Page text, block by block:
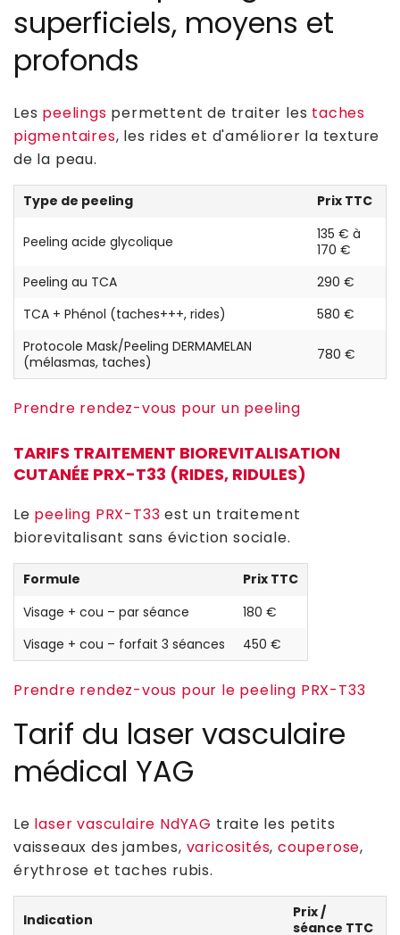
superficiels, moyens et
profonds
Les peelings permettent de traiter les taches
pigmentaires, les rides et d'améliorer la texture
de la peau.
Type de peeling Prix TTC
Peeling acide glycolique
135 € à
170 €
Peeling au TCA
290 €
TCA + Phénol (taches+++, rides)
580 €
Protocole Mask/Peeling DERMAMELAN
(mélasmas, taches)
780 €
Prendre rendez-vous pour un peeling
TARIFS TRAITEMENT BIOREVITALISATION
CUTANÉE PRX-T33 (RIDES, RIDULES)
Le peeling PRX-T33 est un traitement
biorevitalisant sans éviction sociale.
Formule
Prix TTC
Visage + cou – par séance
180 €
Visage + cou – forfait 3 séances
450 €
Prendre rendez-vous pour le peeling PRX-T33
Tarif du laser vasculaire
médical YAG
Le laser vasculaire NdYAG traite les petits
vaisseaux des jambes, varicosités,couperose,
érythrose et taches rubis.
Indication
Prix /
séance TTC